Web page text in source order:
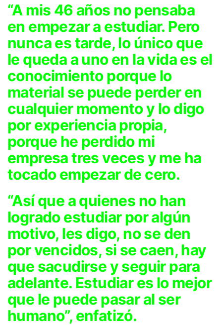
“A mis 46 años no pensaba
en empezar a estudiar. Pero
nunca es tarde, lo único que
le queda a uno en la vida es el
conocimiento porque lo
material se puede perder en
cualquier momento y lo digo
por experiencia propia,
porque he perdido mi
empresa tres veces y me ha
tocado empezar de cero.
“Así que a quienes no han
logrado estudiar por algún
motivo, les digo, no se den
por vencidos, si se caen, hay
que sacudirse y seguir para
adelante. Estudiar es lo mejor
que le puede pasar al ser
humano”, enfatizó.